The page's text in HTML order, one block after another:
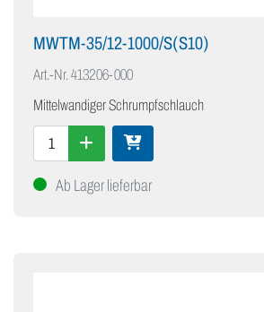
MWTM-35/12-1000/S(S10)
Art.-Nr.413206-000
Mittelwandiger Schrumpfschlauch
Ab Lager lieferbar